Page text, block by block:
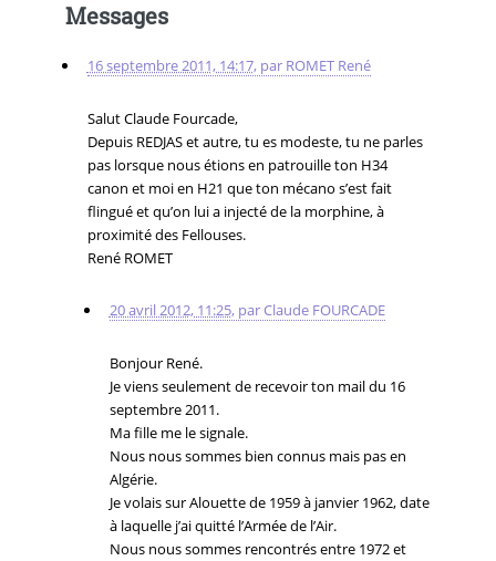
Messages
16 septembre 2011, 14:17, par ROMET René
Salut Claude Fourcade,
Depuis REDJAS et autre, tu es modeste, tu ne parles
pas lorsque nous étions en patrouille ton H34
canon et moi en H21 que ton mécano s’est fait
flingué et qu’on lui a injecté de la morphine, à
proximité des Fellouses.
René ROMET
20 avril 2012, 11:25, parClaude FOURCADE
Bonjour René.
Je viens seulement de recevoir ton mail du 16
septembre 2011.
Ma fille me le signale.
Nous nous sommes bien connus mais pas en
Algérie.
Je volais sur Alouette de 1959 à janvier 1962, date
à laquelle j’ai quitté l’Armée de l’Air.
Nous nous sommes rencontrés entre 1972 et